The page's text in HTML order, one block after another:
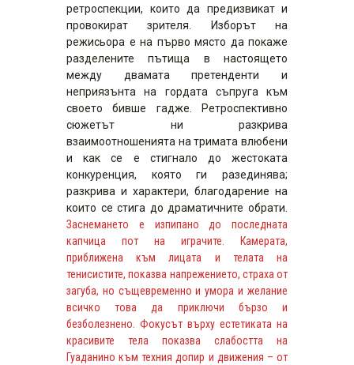
ретроспекции, които да предизвикат и
провокират зрителя. Изборът на
режисьора е на първо място да покаже
разделените пътища в настоящето
между двамата претенденти и
неприязънта на гордата съпруга към
своето бивше гадже. Ретроспективно
сюжетът ни разкрива
взаимоотношенията на тримата влюбени
и как се е стигнало до жестоката
конкуренция, която ги разединява;
разкрива и характери, благодарение на
които се стига до драматичните обрати.
Заснемането е изпипано до последната
капчица пот на играчите. Камерата,
приближена към лицата и телата на
тенисистите, показва напрежението, страха от
загуба, но същевременно и умора и желание
всичко това да приключи бързо и
безболезнено. Фокусът върху естетиката на
красивите тела показва слабостта на
Гуаданино към техния допир и движения – от